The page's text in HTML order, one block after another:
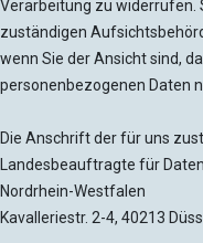
Verarbeitung zu widerrufen.
zuständigen
wenn Sie der Ansicht sind,
personenbezogenen Daten
Die Anschrift der für uns
Landesbeauftragte für
Nordrhein-Westfalen
Kavalleriestr. 2-4, 40213